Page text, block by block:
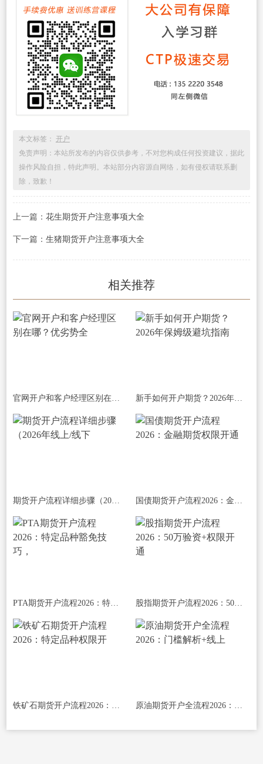
本文标签： 开户
免责声明：本站所发布的内容仅供参考，不对您构成任何投资建议，据此
操作风险自担，特此声明。本站部分内容源自网络，如有侵权请联系删
除，致歉！
上一篇： 花生期货开户注意事项大全
下一篇： 生猪期货开户注意事项大全
相关推荐
官网开户和客户经理区别在哪？优劣势全 新手如何开户期货？2026年保姆级避坑指南
期货开户流程详细步骤（2026年线上/线下 国债期货开户流程2026：金融期货权限开通
PTA期货开户流程2026：特定品种豁免技巧， 股指期货开户流程2026：50万验资+权限开通
铁矿石期货开户流程2026：特定品种权限开 原油期货开户全流程2026：门槛解析+线上